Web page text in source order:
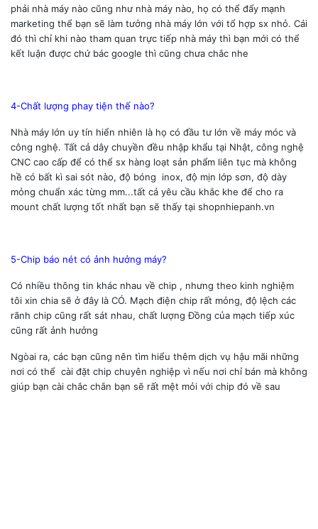
phải nhà máy nào cũng như nhà máy nào, họ có thể đẩy mạnh
marketing thể bạn sẽ làm tưởng nhà máy lớn với tổ hợp sx nhỏ. Cái
đó thì chỉ khi nào tham quan trực tiếp nhà máy thì bạn mới có thể
kết luận được chứ bác google thì cũng chưa chắc nhe
4-Chất lượng phay tiện thế nào?
Nhà máy lớn uy tín hiển nhiên là họ có đầu tư lớn về máy móc và
công nghệ. Tất cả dây chuyền đều nhập khẩu tại Nhật, công nghệ
CNC cao cấp để có thể sx hàng loạt sản phẩm liên tục mà không
hề có bất kì sai sót nào, độ bóng inox, độ mịn lớp sơn, độ dày
mỏng chuẩn xác từng mm...tất cả yêu cầu khắc khe để cho ra
mount chất lượng tốt nhất bạn sẽ thấy tại shopnhiepanh.vn
5-Chip báo nét có ảnh hưởng máy?
Có nhiều thông tin khác nhau về chip , nhưng theo kinh nghiệm
tôi xin chia sẽ ở đây là CÓ. Mạch điện chip rất mỏng, độ lệch các
rãnh chip cũng rất sát nhau, chất lượng Đồng của mạch tiếp xúc
cũng rất ảnh hưởng
Ngòai ra, các bạn cũng nên tìm hiểu thêm dịch vụ hậu mãi những
nơi có thể cài đặt chip chuyên nghiệp vì nếu nơi chỉ bán mà không
giúp bạn cài chắc chắn bạn sẽ rất mệt mỏi với chip đó về sau